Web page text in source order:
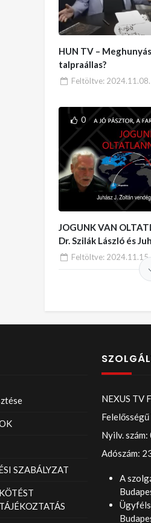
HUN TV –
talpraállas?
Feltöltve: 2024.11.08.
0
JOGUNK VAN
Dr. Szilák László és
Feltöltve: 2024.11.15.
SZABÁLYZAT
NEXUS TV
Nyilv.
Adószám:
A